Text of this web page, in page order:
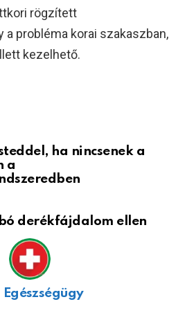
rögzített
a probléma korai szakaszban,
kezelhető.
ha nincsenek a
a
derékfájdalom ellen
Egészségügy